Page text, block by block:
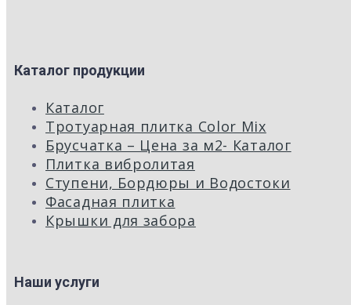
Каталог продукции
Каталог
Тротуарная плитка Color Mix
Брусчатка – Цена за м2- Каталог
Плитка вибролитая
Ступени, Бордюры и Водостоки
Фасадная плитка
Крышки для забора
Наши услуги